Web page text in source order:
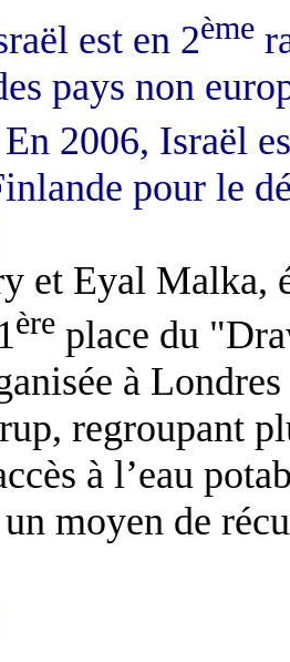
est en 2ème
pays non
2006, Israël
pour le
et Eyal Malka,
ère place du "
à
, regroupant
à l’eau
moyen de